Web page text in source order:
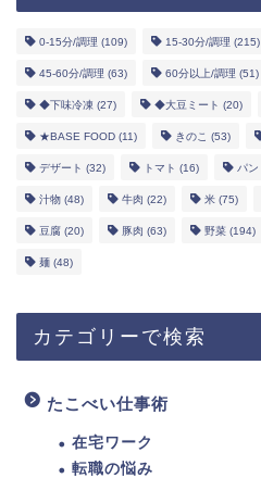
0-15分/調理 (109) 15-30分/調理 (215)
45-60分/調理 (63) 60分以上/調理 (51)
◆下味冷凍 (27) ◆大豆ミート (20)
★BASE FOOD (11) きのこ (53)
デザート (32) トマト (16) パン
汁物 (48) 牛肉 (22) 米 (75)
豆腐 (20) 豚肉 (63) 野菜 (194)
麺 (48)
カテゴリーで検索
たこべい仕事術
在宅ワーク
転職の悩み